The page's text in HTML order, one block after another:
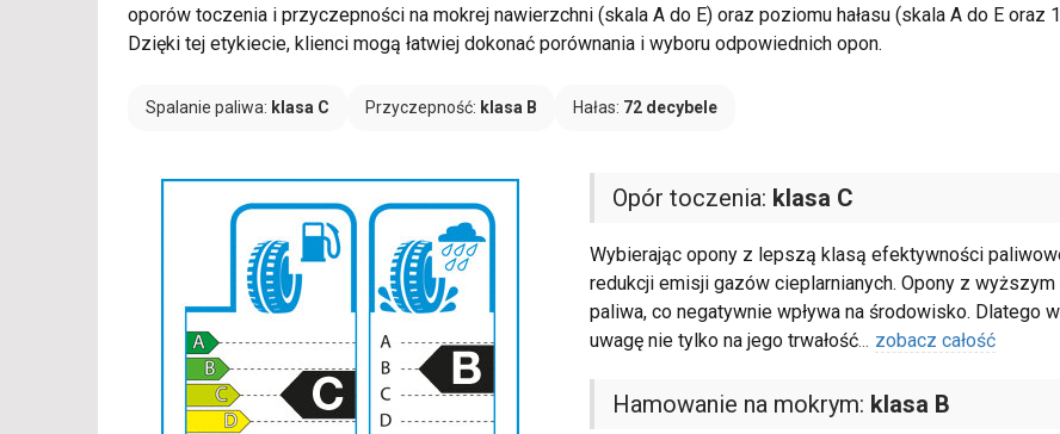
oporów toczenia i przyczepności na mokrej nawierzchni (skala A do E) oraz poziomu hałasu (skala A do E
Dzięki tej etykiecie, klienci mogą łatwiej dokonać porównania i wyboru odpowiednich opon.
Spalanie paliwa: klasa C Przyczepność: klasa B Hałas: 72 decybele
Opór toczenia: klasa C
Wybierając opony z lepszą klasą efektywności
redukcji emisji gazów cieplarnianych. Opony z
paliwa, co negatywnie wpływa na środowisko. Dlatego
uwagę nie tylko na jego trwałość... zobacz całość
Hamowanie na mokrym: klasa B